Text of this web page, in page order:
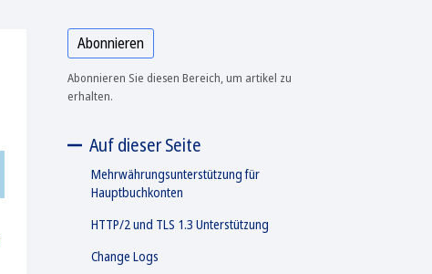
Abonnieren
Abonnieren Sie diesen Bereich, um artikel zu
erhalten.
Auf dieser Seite
Mehrwährungsunterstützung für
Hauptbuchkonten
HTTP/2 und TLS 1.3 Unterstützung
Change Logs